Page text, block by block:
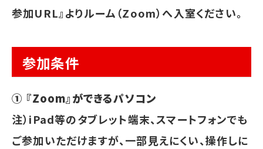
参加URL』よりルーム（Zoom）へ入室ください。
参加条件
① 『Zoom』ができるパソコン
注）iPad等のタブレット端末、スマートフォンでも
ご参加いただけますが、一部見えにくい、操作しに